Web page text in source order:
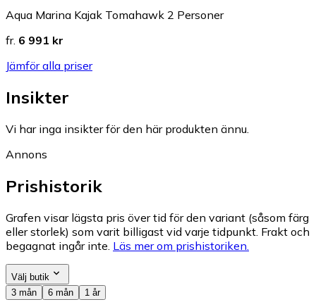
Aqua Marina Kajak Tomahawk 2 Personer
fr. 6 991 kr
Jämför alla priser
Insikter
Vi har inga insikter för den här produkten ännu.
Annons
Prishistorik
Grafen visar lägsta pris över tid för den variant (såsom färg
eller storlek) som varit billigast vid varje tidpunkt. Frakt och
begagnat ingår inte. Läs mer om prishistoriken.
Välj butik
3 mån
6 mån 1 år